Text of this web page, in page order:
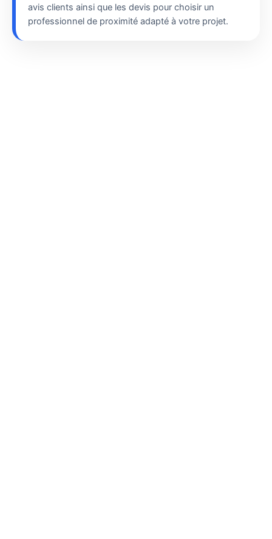
avis clients ainsi que les devis pour choisir un
professionnel de proximité adapté à votre projet.